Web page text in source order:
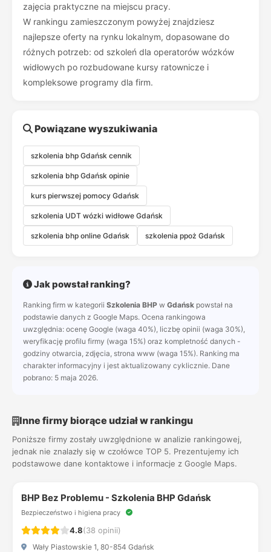
zajęcia praktyczne na miejscu pracy.
W rankingu zamieszczonym powyżej znajdziesz
najlepsze oferty na rynku lokalnym, dopasowane do
różnych potrzeb: od szkoleń dla operatorów wózków
widłowych po rozbudowane kursy ratownicze i
kompleksowe programy dla firm.
Powiązane wyszukiwania
szkolenia bhp Gdańsk cennik
szkolenia bhp Gdańsk opinie
kurs pierwszej pomocy Gdańsk
szkolenia UDT wózki widłowe Gdańsk
szkolenia bhp online Gdańsk szkolenia ppoż Gdańsk
Jak powstał ranking?
Ranking firm w kategorii Szkolenia BHP w Gdańsk powstał na
podstawie danych z Google Maps. Ocena rankingowa
uwzględnia: ocenę Google (waga 40%), liczbę opinii (waga 30%),
weryfikację profilu firmy (waga 15%) oraz kompletność danych -
godziny otwarcia, zdjęcia, strona www (waga 15%). Ranking ma
charakter informacyjny i jest aktualizowany cyklicznie. Dane
pobrano: 5 maja 2026.
Inne firmy biorące udział w rankingu
Poniższe firmy zostały uwzględnione w analizie rankingowej,
jednak nie znalazły się w czołówce TOP 5. Prezentujemy ich
podstawowe dane kontaktowe i informacje z Google Maps.
BHP Bez Problemu - Szkolenia BHP Gdańsk
Bezpieczeństwo i higiena pracy
4.8(38 opinii)
Wały Piastowskie 1, 80-854 Gdańsk